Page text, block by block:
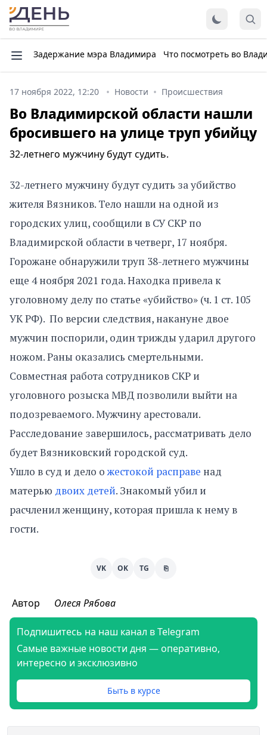
Задержание мэра Владимира Что посмотреть во
17 ноября 2022, 12:20 Новости Происшествия
Во Владимирской области нашли
бросившего на улице труп убийцу
32-летнего мужчину будут судить.
32-летнего мужчину будут судить за убийство
жителя Вязников. Тело нашли на одной из
городских улиц, сообщили в СУ СКР по
Владимирской области в четверг, 17 ноября.
Горожане обнаружили труп 38-летнего мужчины
еще 4 ноября 2021 года. Находка привела к
уголовному делу по статье «убийство» (ч. 1 ст. 105
УК РФ). По версии следствия, накануне двое
мужчин поспорили, один трижды ударил другого
ножом. Раны оказались смертельными.
Совместная работа сотрудников СКР и
уголовного розыска МВД позволили выйти на
подозреваемого. Мужчину арестовали.
Расследование завершилось, рассматривать дело
будет Вязниковский городской суд.
Ушло в суд и дело ожестокой расправе над
матерью двоих детей. Знакомый убил и
расчленил женщину, которая пришла к нему в
гости.
VK OK TG ⎘
Автор Олеся Рябова
Подпишитесь на наш канал в Telegram
Самые важные новости дня — оперативно,
интересно и эксклюзивно
Быть в курсе